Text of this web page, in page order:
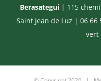
Berasategui| 115
Saint Jean de Luz | 06 66
vert